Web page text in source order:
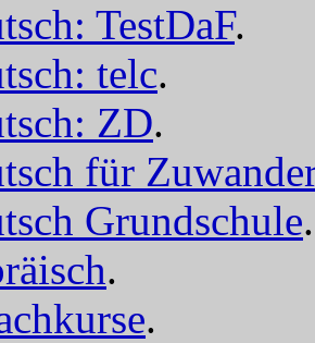
TestDaF.
telc.
ZD.
für
Grundschule.
.
.